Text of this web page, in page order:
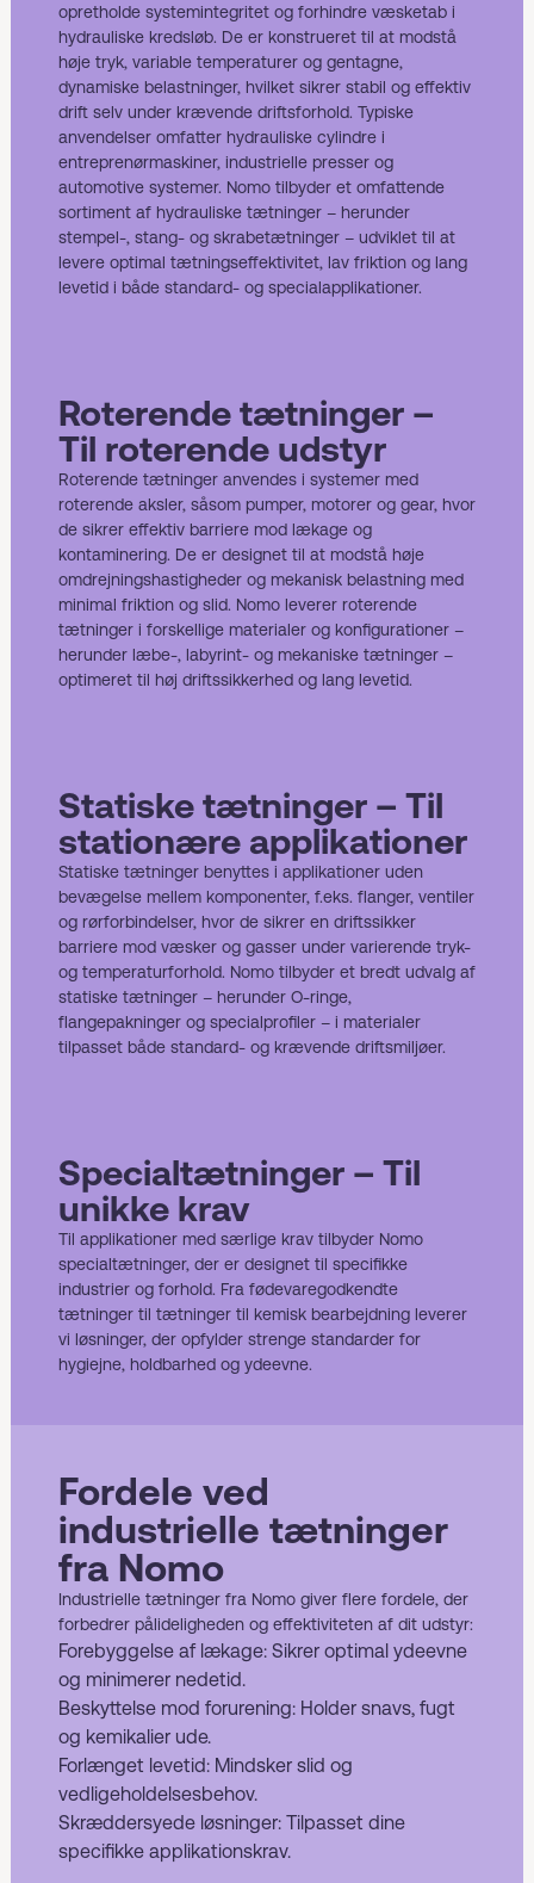
opretholde systemintegritet og forhindre væsketab i
hydrauliske kredsløb. De er konstrueret til at modstå
høje tryk, variable temperaturer og gentagne,
dynamiske belastninger, hvilket sikrer stabil og effektiv
drift selv under krævende driftsforhold. Typiske
anvendelser omfatter hydrauliske cylindre i
entreprenørmaskiner, industrielle presser og
automotive systemer. Nomo tilbyder et omfattende
sortiment af hydrauliske tætninger – herunder
stempel-, stang- og skrabetætninger – udviklet til at
levere optimal tætningseffektivitet, lav friktion og lang
levetid i både standard- og specialapplikationer.
Roterende tætninger –
Til roterende udstyr
Roterende tætninger anvendes i systemer med
roterende aksler, såsom pumper, motorer og gear, hvor
de sikrer effektiv barriere mod lækage og
kontaminering. De er designet til at modstå høje
omdrejningshastigheder og mekanisk belastning med
minimal friktion og slid. Nomo leverer roterende
tætninger i forskellige materialer og konfigurationer –
herunder læbe-, labyrint- og mekaniske tætninger –
optimeret til høj driftssikkerhed og lang levetid.
Statiske tætninger – Til
stationære applikationer
Statiske tætninger benyttes i applikationer uden
bevægelse mellem komponenter, f.eks. flanger, ventiler
og rørforbindelser, hvor de sikrer en driftssikker
barriere mod væsker og gasser under varierende tryk-
og temperaturforhold. Nomo tilbyder et bredt udvalg af
statiske tætninger – herunder O-ringe,
flangepakninger og specialprofiler – i materialer
tilpasset både standard- og krævende driftsmiljøer.
Specialtætninger – Til
unikke krav
Til applikationer med særlige krav tilbyder Nomo
specialtætninger, der er designet til specifikke
industrier og forhold. Fra fødevaregodkendte
tætninger til tætninger til kemisk bearbejdning leverer
vi løsninger, der opfylder strenge standarder for
hygiejne, holdbarhed og ydeevne.
Fordele ved
industrielle tætninger
fra Nomo
Industrielle tætninger fra Nomo giver flere fordele, der
forbedrer pålideligheden og effektiviteten af dit udstyr:
Forebyggelse af lækage: Sikrer optimal ydeevne
og minimerer nedetid.
Beskyttelse mod forurening: Holder snavs, fugt
og kemikalier ude.
Forlænget levetid: Mindsker slid og
vedligeholdelsesbehov.
Skræddersyede løsninger: Tilpasset dine
specifikke applikationskrav.